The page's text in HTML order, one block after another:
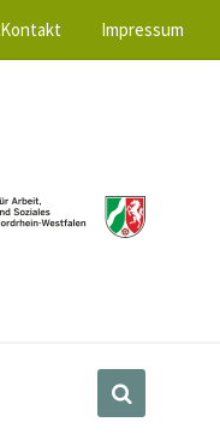
Kontakt Impressum